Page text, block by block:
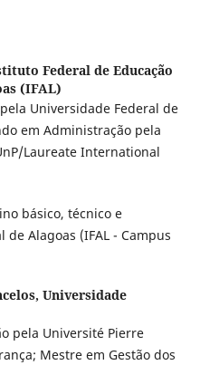
Federal de Educação
(IFAL)
Universidade Federal de
em Administração pela
Laureate International
básico, técnico e
Alagoas (IFAL - Campus
Universidade
pela Université Pierre
Mestre em Gestão dos